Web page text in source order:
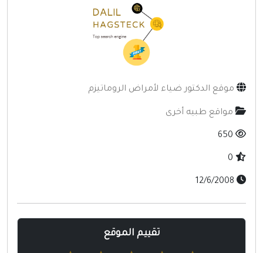
إنترنت وشبكات
الأسرة والترفيه
مواقع طبيه
موقع الدكتور ضياء لأمراض الروماتيزم
مواقع طبيه أخرى
تقييم الموقع